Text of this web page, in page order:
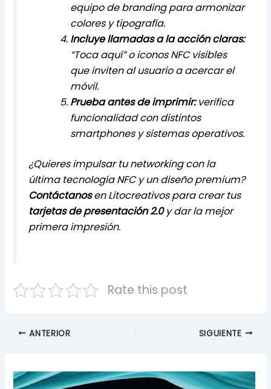
equipo de branding para armonizar
colores y tipografía.
Incluye llamadas a la acción claras:
“Toca aquí” o iconos NFC visibles
que inviten al usuario a acercar el
móvil.
Prueba antes de imprimir:verifica
funcionalidad con distintos
smartphones y sistemas operativos.
¿Quieres impulsar tu networking con la
última tecnología NFC y un diseño premium?
Contáctanosen Litocreativos para crear tus
tarjetas de presentación 2.0y dar la mejor
primera impresión.
Rate this post
ANTERIOR SIGUIENTE